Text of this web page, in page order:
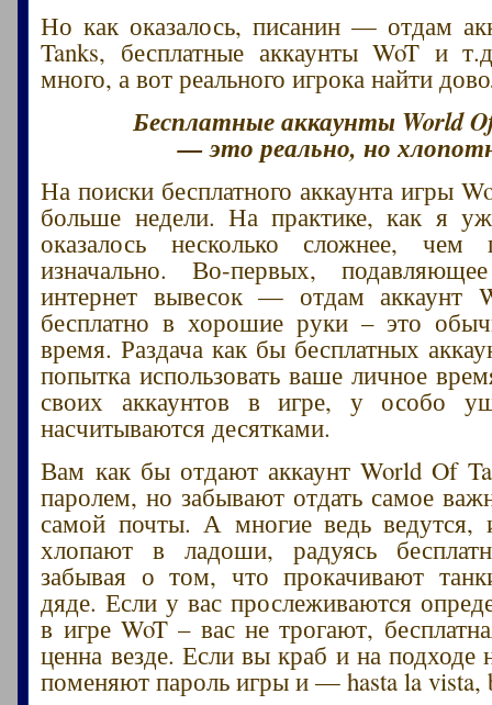
Но как оказалось, писанин — отдам
Tanks, бесплатные аккаунты WoT и
много, а вот реального игрока найти
Бесплатные аккаунты World
— это реально, но
На поиски бесплатного аккаунта игры
больше недели. На практике, как я
оказалось несколько сложнее, чем
изначально. Во-первых,
интернет вывесок — отдам аккаунт
бесплатно в хорошие руки – это
время. Раздача как бы бесплатных
попытка использовать ваше личное
своих аккаунтов в игре, у особо
насчитываются десятками.
Вам как бы отдают аккаунт World Of
паролем, но забывают отдать самое
самой почты. А многие ведь ведутся,
хлопают в ладоши, радуясь
забывая о том, что прокачивают
дяде. Если у вас прослеживаются
в игре WoT – вас не трогают,
ценна везде. Если вы краб и на подходе
поменяют пароль игры и — hasta la vista,